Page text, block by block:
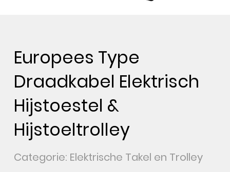
Europees Type
Draadkabel Elektrisch
Hijstoestel &
Hijstoeltrolley
Categorie: Elektrische Takel en Trolley